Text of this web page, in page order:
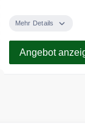
Poolroboter zum
Mehr Details
Angebot